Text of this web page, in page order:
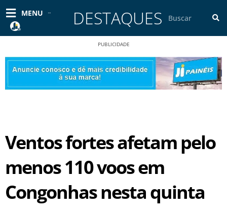
para
conteúdo
MENU DESTAQUES
PUBLICIDADE
Ventos fortes afetam pelo
menos 110 voos em
Congonhas nesta quinta